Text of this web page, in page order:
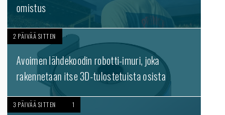
omistus
2 PÄIVÄÄ SITTEN
Avoimen lähdekoodin robotti-imuri, joka
rakennetaan itse 3D-tulostetuista osista
3 PÄIVÄÄ SITTEN 1